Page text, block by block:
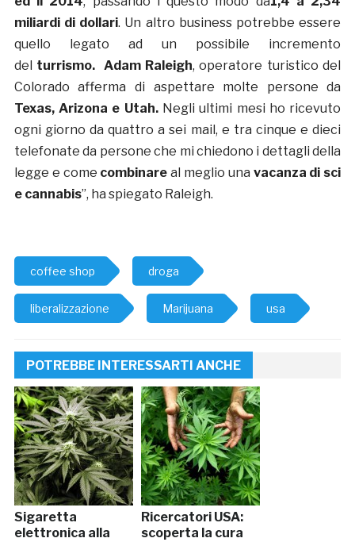
miliardi di dollari. Un altro business potrebbe essere
quello legato ad un possibile incremento
del turrismo. Adam Raleigh, operatore turistico del
Colorado afferma di aspettare molte persone da
Texas, Arizona e Utah.Negli ultimi mesi ho ricevuto
ogni giorno da quattro a sei mail, e tra cinque e dieci
telefonate da persone che mi chiedono i dettagli della
legge e come combinare al meglio una vacanza di sci
e cannabis”, ha spiegato Raleigh.
coffee shop droga
liberalizzazione Marijuana usa
POTREBBE INTERESSARTI ANCHE
Sigaretta
elettronica alla
Ricercatori USA:
scoperta la cura